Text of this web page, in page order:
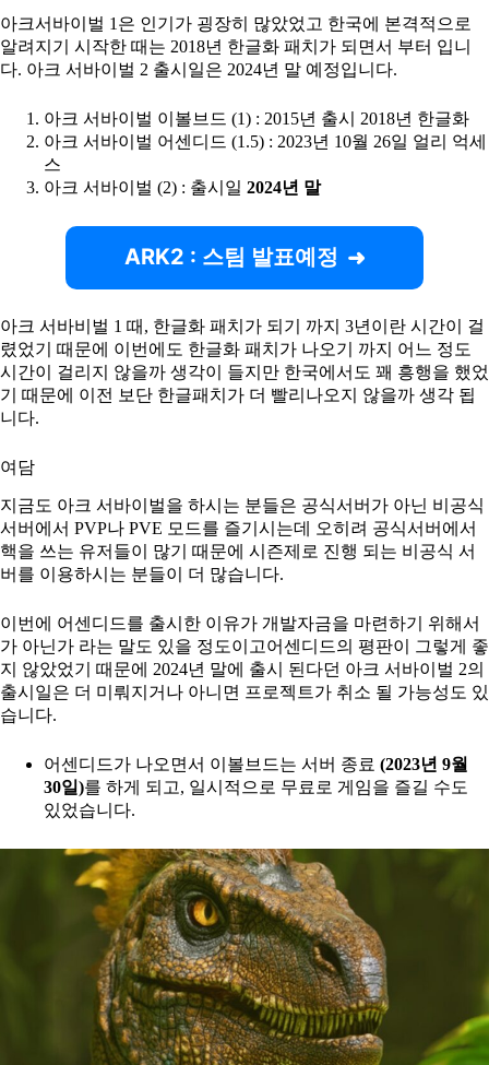
아크서바이벌 1은 인기가 굉장히 많았었고 한국에 본격적으로
알려지기 시작한 때는 2018년 한글화 패치가 되면서 부터 입니
다. 아크 서바이벌 2 출시일은 2024년 말 예정입니다.
아크 서바이벌 이볼브드 (1) : 2015년 출시 2018년 한글화
아크 서바이벌 어센디드 (1.5) : 2023년 10월 26일 얼리 억세
스
아크 서바이벌 (2) : 출시일 2024년 말
ARK2 : 스팀 발표예정
아크 서바비벌 1 때, 한글화 패치가 되기 까지 3년이란 시간이 걸
렸었기 때문에 이번에도 한글화 패치가 나오기 까지 어느 정도
시간이 걸리지 않을까 생각이 들지만 한국에서도 꽤 흥행을 했었
기 때문에 이전 보단 한글패치가 더 빨리나오지 않을까 생각 됩
니다.
여담
지금도 아크 서바이벌을 하시는 분들은 공식서버가 아닌 비공식
서버에서 PVP나 PVE 모드를 즐기시는데 오히려 공식서버에서
핵을 쓰는 유저들이 많기 때문에 시즌제로 진행 되는 비공식 서
버를 이용하시는 분들이 더 많습니다.
이번에 어센디드를 출시한 이유가 개발자금을 마련하기 위해서
가 아닌가 라는 말도 있을 정도이고어센디드의 평판이 그렇게 좋
지 않았었기 때문에 2024년 말에 출시 된다던 아크 서바이벌 2의
출시일은 더 미뤄지거나 아니면 프로젝트가 취소 될 가능성도 있
습니다.
어센디드가 나오면서 이볼브드는 서버 종료 (2023년 9월
30일)를 하게 되고, 일시적으로 무료로 게임을 즐길 수도
있었습니다.